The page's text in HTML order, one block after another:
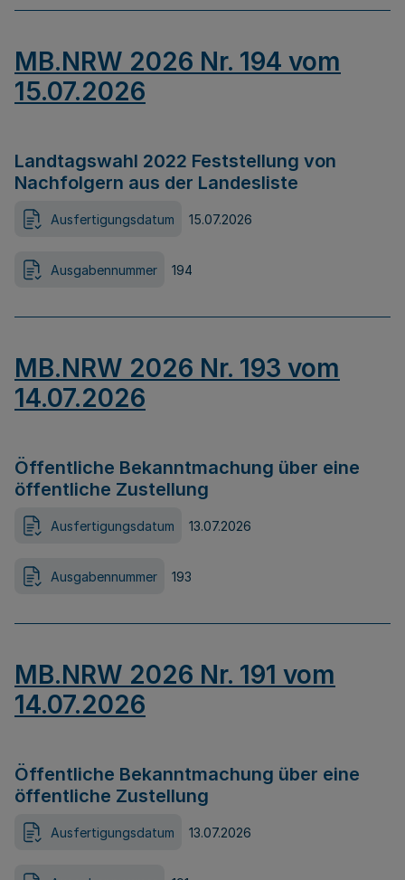
MB.NRW 2026 Nr. 194 vom
15.07.2026
Landtagswahl 2022 Feststellung von
Nachfolgern aus der Landesliste
Ausfertigungsdatum 15.07.2026
Ausgabennummer 194
MB.NRW 2026 Nr. 193 vom
14.07.2026
Öffentliche Bekanntmachung über eine
öffentliche Zustellung
Ausfertigungsdatum 13.07.2026
Ausgabennummer 193
MB.NRW 2026 Nr. 191 vom
14.07.2026
Öffentliche Bekanntmachung über eine
öffentliche Zustellung
Ausfertigungsdatum 13.07.2026